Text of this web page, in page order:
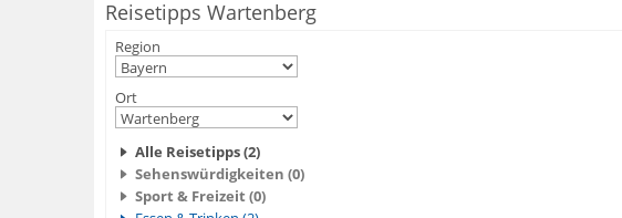
Reisetipps Wartenberg
Region
Ort
Alle Reisetipps (2)
Sehenswürdigkeiten (0)
Sport & Freizeit (0)